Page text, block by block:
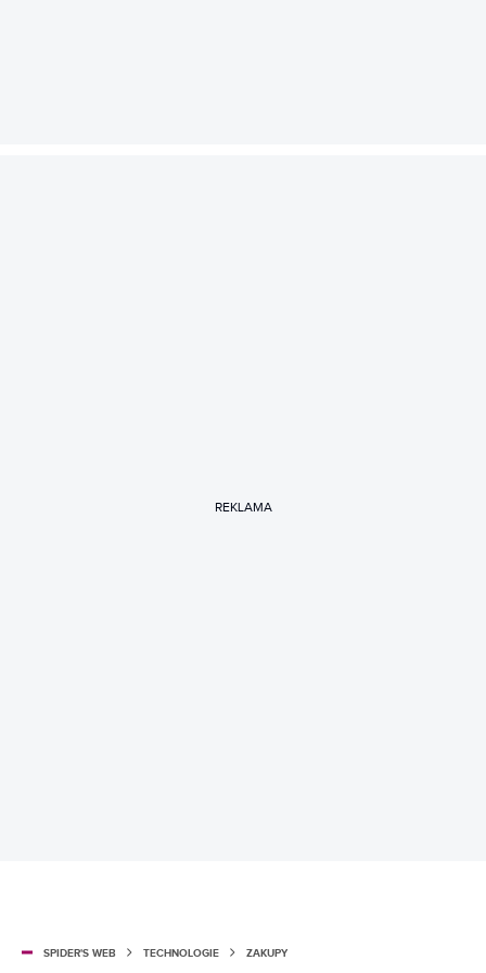
REKLAMA
SPIDER'S WEB TECHNOLOGIE ZAKUPY